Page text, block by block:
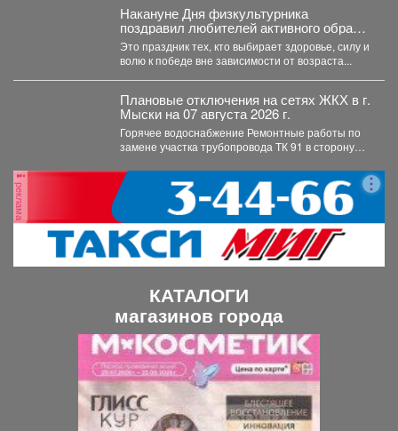
Накануне Дня физкультурника
поздравил любителей активного образа
жизни!
Это праздник тех, кто выбирает здоровье, силу и
волю к победе вне зависимости от возраста...
Плановые отключения на сетях ЖКХ в г.
Мыски на 07 августа 2026 г.
Горячее водоснабжение Ремонтные работы по
замене участка трубопровода ТК 91 в сторону
реклама
КАТАЛОГИ
магазинов города